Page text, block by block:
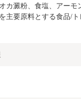
カ澱粉、食塩、アーモ
主要原料とする食品/